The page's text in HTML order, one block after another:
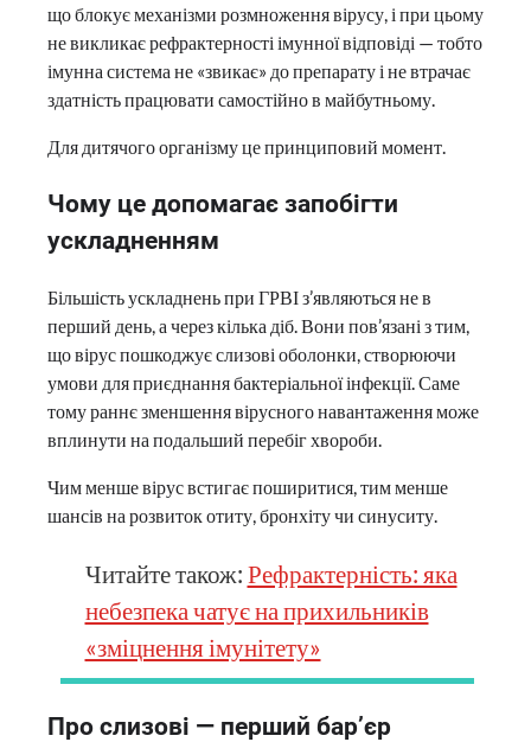
що блокує механізми розмноження вірусу, і при цьому
не викликає рефрактерності імунної відповіді — тобто
імунна система не «звикає» до препарату і не втрачає
здатність працювати самостійно в майбутньому.
Для дитячого організму це принциповий момент.
Чому це допомагає запобігти
ускладненням
Більшість ускладнень при ГРВІ з’являються не в
перший день, а через кілька діб. Вони пов’язані з тим,
що вірус пошкоджує слизові оболонки, створюючи
умови для приєднання бактеріальної інфекції. Саме
тому раннє зменшення вірусного навантаження може
вплинути на подальший перебіг хвороби.
Чим менше вірус встигає поширитися, тим менше
шансів на розвиток отиту, бронхіту чи синуситу.
Читайте також: Рефрактерність: яка
небезпека чатує на прихильників
«зміцнення імунітету»
Про слизові — перший бар’єр